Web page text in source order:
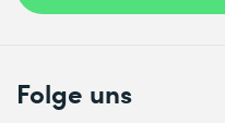
Folge uns